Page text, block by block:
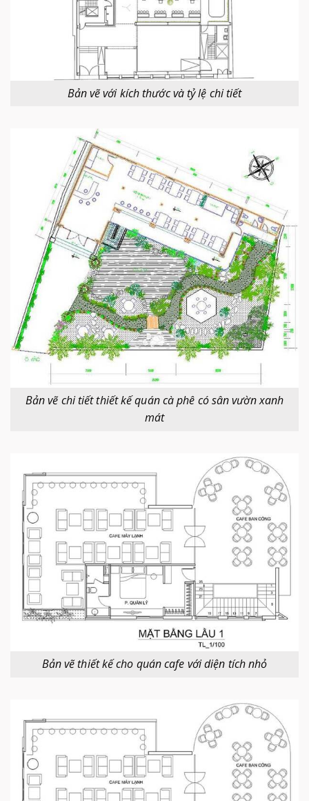
Bản vẽ với kích thước và tỷ lệ chi tiết
Bản vẽ chi tiết thiết kế quán cà phê có sân vườn xanh
mát
Bản vẽ thiết kế cho quán cafe với diện tích nhỏ